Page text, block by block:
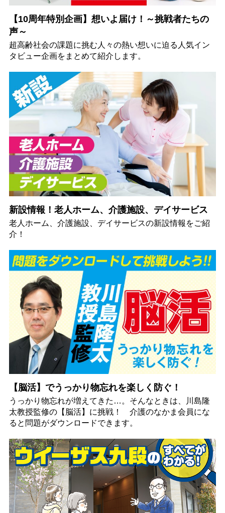
【10周年特別企画】想いよ届け！～挑戦者たちの
声～
超高齢社会の課題に挑む人々の熱い想いに迫る人気イン
タビュー企画をまとめて紹介します。
新設情報！老人ホーム、介護施設、デイサービス
老人ホーム、介護施設、デイサービスの新設情報をご紹
介！
【脳活】でうっかり物忘れを楽しく防ぐ！
うっかり物忘れが増えてきた…。そんなときは、川島隆
太教授監修の【脳活】に挑戦！ 介護のなかま会員にな
ると問題がダウンロードできます。